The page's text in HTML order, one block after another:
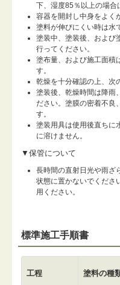
下、湿度85％以上の場合
容器を開封し中身をよく
塗料が伸びにくい時は水
塗装中、塗装後、および
行ってください。
塗布量、および施工面積
す。
乾燥を十分確認の上、次
塗装後、乾燥時間は降雨
ださい。塗膜の密着不良
す。
塗装用具は使用後直ちに
に溶けません。
▼保管について
長時間の直射日光や雨
状態に置かないでくださ
用ください。
標準施工手順書
工程 塗料の種